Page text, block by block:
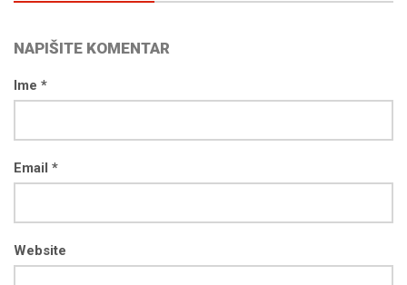
NAPIŠITE KOMENTAR
Ime *
Email *
Website